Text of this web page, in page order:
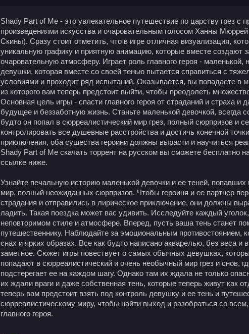
Shady Part of Me - это увлекательное путешествие по царству грез с
произведениями искусства и очаровательным голосом Ханны
Скины). Сразу стоит отметить, что в игре отличная визуализация,
уникальную графику и приятную анимацию, которые вместе создают
очаровательную атмосферу. Играет роль главного героя - маленькой,
девушки, которая вместе со своей тенью пытается справиться с
условиями и проходит ряд испытаний. Оказывается, вы попадаете в
из которого вам теперь предстоит выйти, чтобы преодолеть
Основная цель игры - спасти главного героя от страданий и страха и
будущее и беззаботную жизнь. Станьте маленькой девочкой, всегда
будто он попал в сюрреалистический мир грез, полный сюрпризов и
контролировать все душевные расстройства и достичь конечной
приключения, оба существа героини должны вырасти и научиться
Shady Part of Me скачать торрент на русском вы сможете бесплатно
ссылке ниже.
Узнайте печальную историю маленькой девочки и ее теней, попавших
мир, полный неожиданных сюрпризов. Чтобы героиня и ее партнер
страдания и отправились в лирическое приключение, они должны
ладить. Такая поездка может вас удивить. Исследуйте каждый
неповторимом стиле и атмосфере. Вперед, пусть ваша тень станет
путешественнику. Наблюдайте за эмоциональным противостоянием,
снах и ярких образах. Все как будто написано акварелью, без веса и
заметное. Сюжет игры повествует о самых обычных девушках,
попадают в сюрреалистический и очень необычный мир грез и снов,
подстерегает ее на каждом шагу. Однако там их ждала не только
их ждали враги и даже собственная тень, которые теперь живут как
теперь вам предстоит взять под контроль девушку и ее тень и
сюрреалистическому миру, чтобы найти выход и разобраться со
главного героя.